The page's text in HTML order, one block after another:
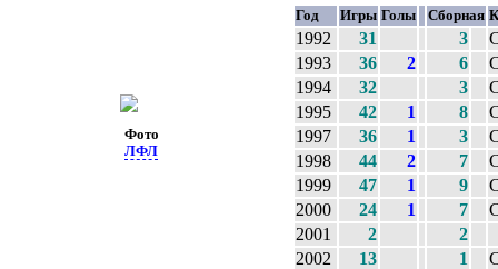
Фото
ЛФЛ
Год Игры Голы Сборная
1992 31 3
1993
36 2 6
1994
32 3
1995
42 1 8
1997
36 1 3
1998
44 2 7
1999
47 1 9
2000
24 1 7
2001
2
2
2002
13 1